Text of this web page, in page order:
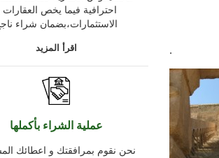
احترافية فيما يخص العقارات
الاستثمارات،بضمان شراء
اقرأ المزيد
عملية الشراء بأكملها
.